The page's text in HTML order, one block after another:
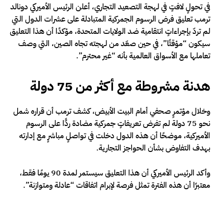
في تحولٍ لافتٍ في لهجة التصعيد التجاري، أعلن الرئيس الأميركي دونالد
ترمب تعليق فرض الرسوم الجمركية المتبادلة على عشرات الدول التي
لم تردّ بإجراءاتٍ انتقامية ضد الولايات المتحدة، مؤكدًا أن هذا التعليق
سيكون “مؤقتًا”، في حين صعّد من لهجته تجاه الصين، التي وصف
تعاملها مع الأسواق العالمية بأنه “غير محترم”.
هدنة مشروطة مع أكثر من 75 دولة
وخلال مؤتمرٍ صحفي أمام البيت الأبيض، كشف ترمب أن قراره شمل
نحو 75 دولة لم تفرض تعريفاتٍ جمركية مضادة ردًّا على الرسوم
الأميركية، موضحًا أن هذه الدول دخلت في تواصلٍ مباشرٍ مع إدارته
بهدف التفاوض بشأن الحواجز التجارية.
وأكد الرئيس الأميركي أن هذا التعليق سيستمر لمدة 90 يومًا فقط،
معتبرًا أن هذه الفترة تمثل فرصة لإبرام اتفاقات “عادلة ومتوازنة”.